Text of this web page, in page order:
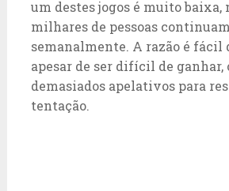
um destes jogos é muito baixa,
milhares de pessoas
semanalmente. A razão é fácil
apesar de ser difícil de ganhar,
demasiados apelativos para
tentação.